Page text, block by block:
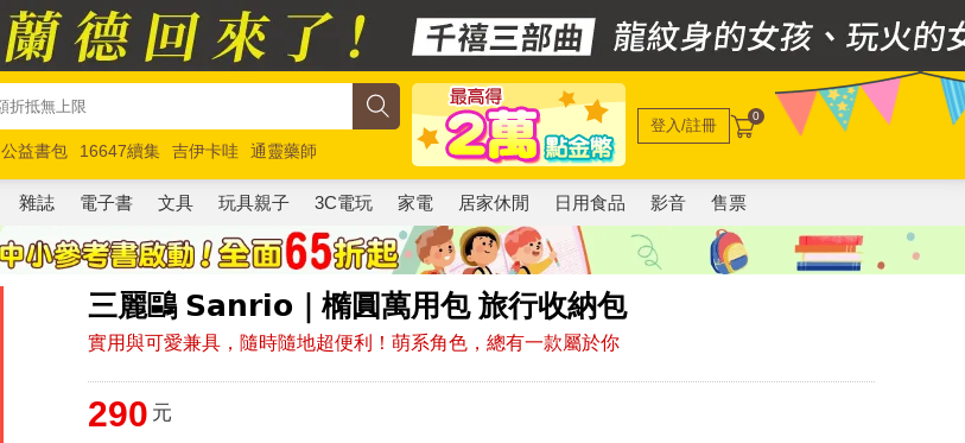
公益書包 16647續集 吉伊卡哇
通靈藥師
馬斯克 玩具總動員5 超慢跑
登入/註冊 0
雜誌 電子書 文具 玩具親子 3C電玩 家電 居家休閒 日用食品 影音 售票
三麗鷗 𝗦𝗮𝗻𝗿𝗶𝗼｜橢圓萬用包 旅行收納包
實用與可愛兼具，隨時隨地超便利！萌系角色，總有一款屬於你
290 元